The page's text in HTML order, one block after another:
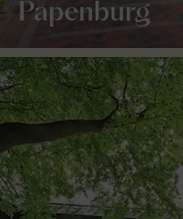
Papenburg